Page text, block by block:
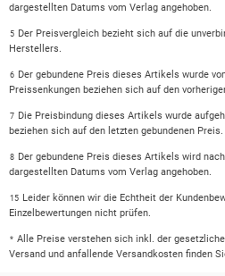
dargestellten Datums vom Verlag angehoben.
5 Der Preisvergleich bezieht sich auf die
Herstellers.
6 Der gebundene Preis dieses Artikels wurde
Preissenkungen beziehen sich auf den
7 Die Preisbindung dieses Artikels wurde
beziehen sich auf den letzten gebundenen Preis.
8 Der gebundene Preis dieses Artikels wird
dargestellten Datums vom Verlag angehoben.
15 Leider können wir die Echtheit der
Einzelbewertungen nicht prüfen.
* Alle Preise verstehen sich inkl. der
Versand und anfallende Versandkosten finden